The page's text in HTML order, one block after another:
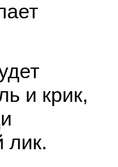
и крик,
лик.